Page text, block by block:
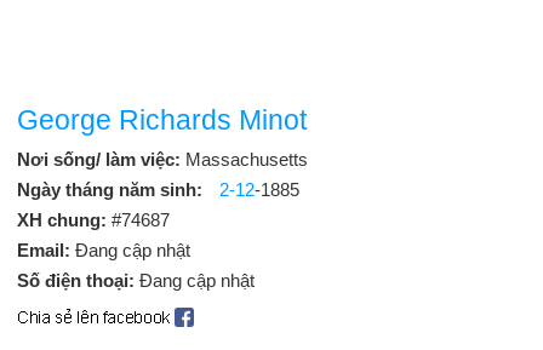
George Richards Minot
Nơi sống/ làm việc: Massachusetts
Ngày tháng năm sinh:
2-12-1885
XH chung: #74687
Email: Đang cập nhật
Số điện thoại: Đang cập nhật